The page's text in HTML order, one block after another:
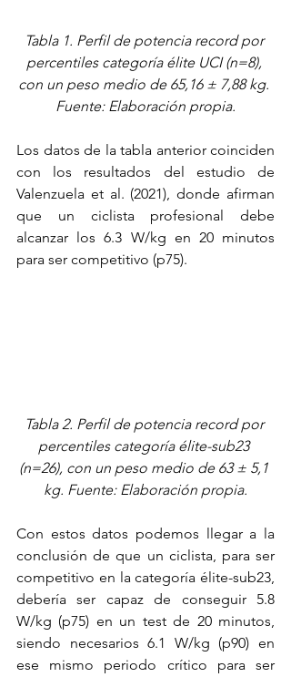
Tabla 1. Perfil de potencia record por
percentiles categoría élite UCI (n=8),
con un peso medio de 65,16 ± 7,88 kg.
Fuente: Elaboración propia.
Los datos de la tabla anterior coinciden
con los resultados del estudio de
Valenzuela et al. (2021), donde afirman
que un ciclista profesional debe
alcanzar los 6.3 W/kg en 20 minutos
para ser competitivo (p75).
Tabla 2. Perfil de potencia record por
percentiles categoría élite-sub23
(n=26), con un peso medio de 63 ± 5,1
kg. Fuente: Elaboración propia.
Con estos datos podemos llegar a la
conclusión de que un ciclista, para ser
competitivo en la categoría élite-sub23,
debería ser capaz de conseguir 5.8
W/kg (p75) en un test de 20 minutos,
siendo necesarios 6.1 W/kg (p90) en
ese mismo periodo crítico para ser